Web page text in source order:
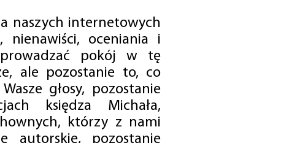
naszych internetowych
nienawiści, oceniania i
pokój w tę
ale pozostanie to, co
głosy, pozostanie
księdza Michała,
którzy z nami
autorskie, pozostanie